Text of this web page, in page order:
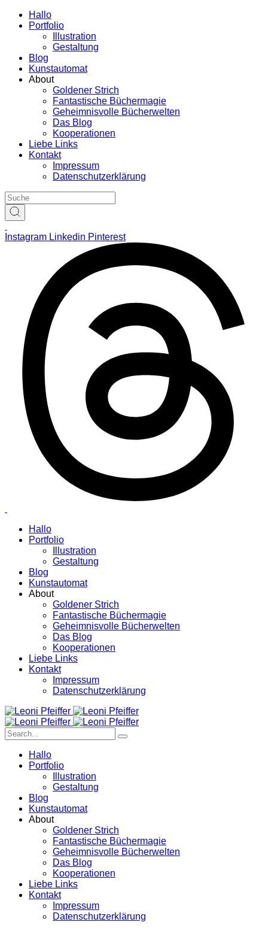
Hallo
Portfolio
Illustration
Gestaltung
Blog
Kunstautomat
About
Goldener Strich
Fantastische Büchermagie
Geheimnisvolle Bücherwelten
Das Blog
Kooperationen
Liebe Links
Kontakt
Impressum
Datenschutzerklärung
Instagram Linkedin Pinterest
Hallo
Portfolio
Illustration
Gestaltung
Blog
Kunstautomat
About
Goldener Strich
Fantastische Büchermagie
Geheimnisvolle Bücherwelten
Das Blog
Kooperationen
Liebe Links
Kontakt
Impressum
Datenschutzerklärung
Hallo
Portfolio
Illustration
Gestaltung
Blog
Kunstautomat
About
Goldener Strich
Fantastische Büchermagie
Geheimnisvolle Bücherwelten
Das Blog
Kooperationen
Liebe Links
Kontakt
Impressum
Datenschutzerklärung